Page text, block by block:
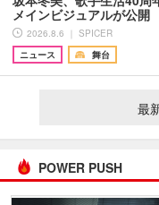
メインビジュアルが公
2026.8.6 ｜ SPICER
ニュース
舞台
最
POWER PUSH